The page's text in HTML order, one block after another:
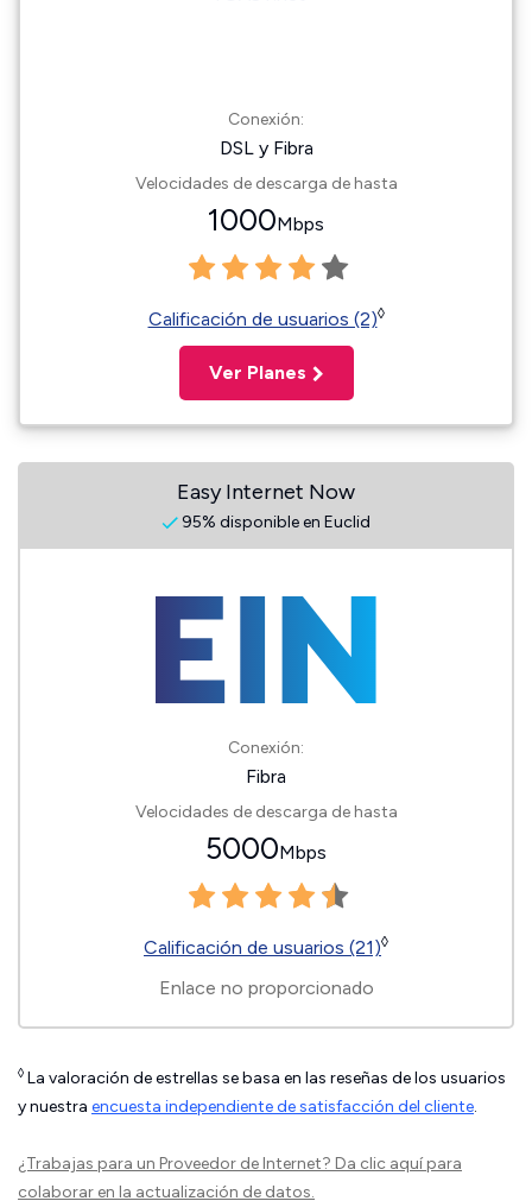
Conexión:
DSL y Fibra
Velocidades de descarga de hasta
1000Mbps
Calificación de usuarios (2)◊
Ver Planes
Easy Internet Now
95% disponible en Euclid
Conexión:
Fibra
Velocidades de descarga de hasta
5000Mbps
Calificación de usuarios (21)◊
Enlace no proporcionado
◊ La valoración de estrellas se basa en las reseñas de los usuarios
y nuestra encuesta independiente de satisfacción del cliente.
¿Trabajas para un Proveedor de Internet? Da clic aquípara
colaborar en la actualización de datos.